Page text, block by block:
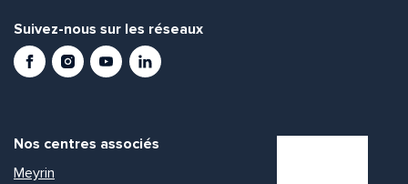
Suivez-nous sur les réseaux
FacebookInstagramYoutubeLinkedIn
Nos centres associés
Meyrin